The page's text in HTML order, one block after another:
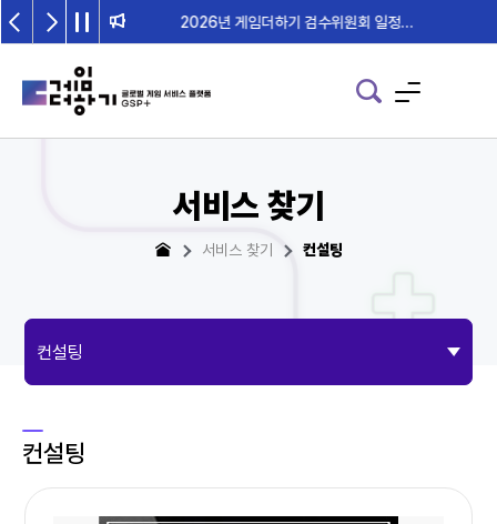
2026년 게임더하기 검수위원회 일정 안내
서비스 찾기
서비스 찾기 컨설팅
컨설팅